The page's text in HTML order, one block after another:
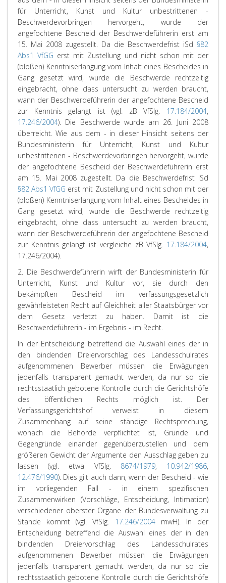
für Unterricht, Kunst und Kultur unbestrittenen -
Beschwerdevorbringen hervorgeht, wurde der
angefochtene Bescheid der Beschwerdeführerin erst am
15. Mai 2008 zugestellt. Da die Beschwerdefrist iSd §82
Abs1 VfGG erst mit Zustellung und nicht schon mit der
(bloßen) Kenntniserlangung vom Inhalt eines Bescheides in
Gang gesetzt wird, wurde die Beschwerde rechtzeitig
eingebracht, ohne dass untersucht zu werden braucht,
wann der Beschwerdeführerin der angefochtene Bescheid
zur Kenntnis gelangt ist (vgl. zB VfSlg. 17.184/2004,
17.246/2004). Die Beschwerde wurde am 26. Juni 2008
überreicht. Wie aus dem - in dieser Hinsicht seitens der
Bundesministerin für Unterricht, Kunst und Kultur
unbestrittenen - Beschwerdevorbringen hervorgeht, wurde
der angefochtene Bescheid der Beschwerdeführerin erst
am 15. Mai 2008 zugestellt. Da die Beschwerdefrist iSd
§82 Abs1 VfGG erst mit Zustellung und nicht schon mit der
(bloßen) Kenntniserlangung vom Inhalt eines Bescheides in
Gang gesetzt wird, wurde die Beschwerde rechtzeitig
eingebracht, ohne dass untersucht zu werden braucht,
wann der Beschwerdeführerin der angefochtene Bescheid
zur Kenntnis gelangt ist vergleiche zB VfSlg. 17.184/2004,
17.246/2004).
2. Die Beschwerdeführerin wirft der Bundesministerin für
Unterricht, Kunst und Kultur vor, sie durch den
bekämpften Bescheid im verfassungsgesetzlich
gewährleisteten Recht auf Gleichheit aller Staatsbürger vor
dem Gesetz verletzt zu haben. Damit ist die
Beschwerdeführerin - im Ergebnis - im Recht.
In der Entscheidung betreffend die Auswahl eines der in
den bindenden Dreiervorschlag des Landesschulrates
aufgenommenen Bewerber müssen die Erwägungen
jedenfalls transparent gemacht werden, da nur so die
rechtsstaatlich gebotene Kontrolle durch die Gerichtshöfe
des öffentlichen Rechts möglich ist. Der
Verfassungsgerichtshof verweist in diesem
Zusammenhang auf seine ständige Rechtsprechung,
wonach die Behörde verpflichtet ist, Gründe und
Gegengründe einander gegenüberzustellen und dem
größeren Gewicht der Argumente den Ausschlag geben zu
lassen (vgl. etwa VfSlg. 8674/1979, 10.942/1986,
12.476/1990). Dies gilt auch dann, wenn der Bescheid - wie
im vorliegenden Fall - in einem spezifischen
Zusammenwirken (Vorschläge, Entscheidung, Intimation)
verschiedener oberster Organe der Bundesverwaltung zu
Stande kommt (vgl. VfSlg. 17.246/2004mwH).In der
Entscheidung betreffend die Auswahl eines der in den
bindenden Dreiervorschlag des Landesschulrates
aufgenommenen Bewerber müssen die Erwägungen
jedenfalls transparent gemacht werden, da nur so die
rechtsstaatlich gebotene Kontrolle durch die Gerichtshöfe